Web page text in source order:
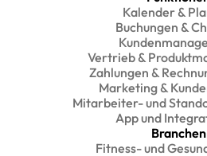
Kalender &
Buchungen &
Vertrieb &
Zahlungen &
Marketing &
Mitarbeiter- und
App und
Branchen
Fitness- und